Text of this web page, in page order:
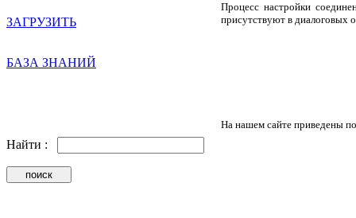
ЗАГРУЗИТЬ
БАЗА ЗНАНИЙ
Найти :
Процесс настройки
присутствуют в диалоговых
На нашем сайте приведены